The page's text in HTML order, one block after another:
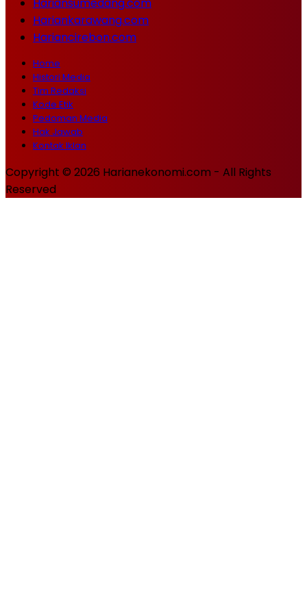
Hariankarawang.com
Hariancirebon.com
Home
Histori Media
Tim Redaksi
Kode Etik
Pedoman Media
Hak Jawab
Kontak Iklan
Copyright © 2026 Harianekonomi.com - All Rights
Reserved